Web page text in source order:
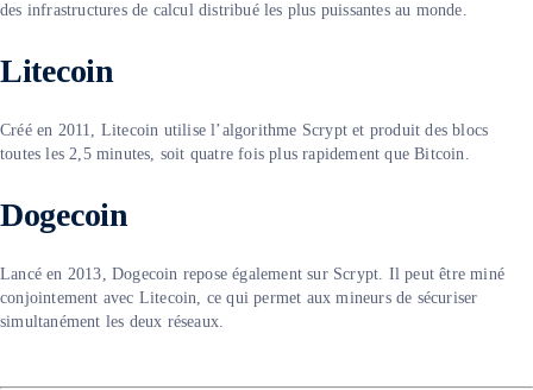
des infrastructures de calcul distribué les plus puissantes au monde.
Litecoin
Créé en 2011, Litecoin utilise l’algorithme Scrypt et produit des blocs
toutes les 2,5 minutes, soit quatre fois plus rapidement que Bitcoin.
Dogecoin
Lancé en 2013, Dogecoin repose également sur Scrypt. Il peut être miné
conjointement avec Litecoin, ce qui permet aux mineurs de sécuriser
simultanément les deux réseaux.